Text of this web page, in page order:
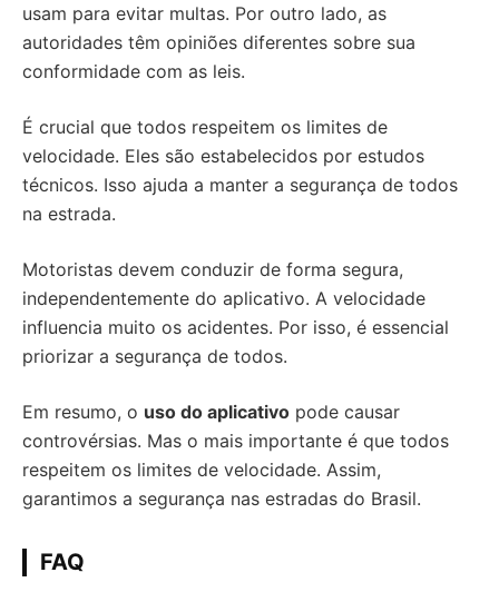
usam para evitar multas. Por outro lado, as
autoridades têm opiniões diferentes sobre sua
conformidade com as leis.
É crucial que todos respeitem os limites de
velocidade. Eles são estabelecidos por estudos
técnicos. Isso ajuda a manter a segurança de todos
na estrada.
Motoristas devem conduzir de forma segura,
independentemente do aplicativo. A velocidade
influencia muito os acidentes. Por isso, é essencial
priorizar a segurança de todos.
Em resumo, o uso do aplicativo pode causar
controvérsias. Mas o mais importante é que todos
respeitem os limites de velocidade. Assim,
garantimos a segurança nas estradas do Brasil.
FAQ